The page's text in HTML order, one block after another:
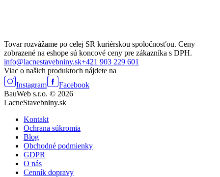
Tovar rozvážame po celej SR kuriérskou spoločnosťou. Ceny
zobrazené na eshope sú koncové ceny pre zákazníka s DPH.
info@lacnestavebniny.sk+421 903 229 601
Viac o našich produktoch nájdete na
Instagram
Facebook
BauWeb s.r.o. © 2026
LacneStavebniny.sk
Kontakt
Ochrana súkromia
Blog
Obchodné podmienky
GDPR
O nás
Cenník dopravy